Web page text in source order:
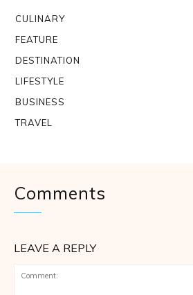
CULINARY
FEATURE
DESTINATION
LIFESTYLE
BUSINESS
TRAVEL
Comments
LEAVE A REPLY